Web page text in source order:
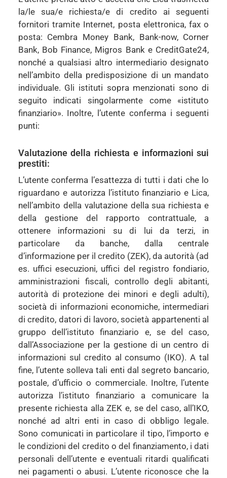
la/le sua/e richiesta/e di credito ai seguenti
fornitori tramite Internet, posta elettronica, fax o
posta: Cembra Money Bank, Bank-now, Corner
Bank, Bob Finance, Migros Bank e CreditGate24,
nonché a qualsiasi altro intermediario designato
nell’ambito della predisposizione di un mandato
individuale. Gli istituti sopra menzionati sono di
seguito indicati singolarmente come «istituto
finanziario». Inoltre, l’utente conferma i seguenti
punti:
Valutazione della richiesta e informazioni sui
prestiti:
L’utente conferma l’esattezza di tutti i dati che lo
riguardano e autorizza l’istituto finanziario e Lica,
nell’ambito della valutazione della sua richiesta e
della gestione del rapporto contrattuale, a
ottenere informazioni su di lui da terzi, in
particolare da banche, dalla centrale
d’informazione per il credito (ZEK), da autorità (ad
es. uffici esecuzioni, uffici del registro fondiario,
amministrazioni fiscali, controllo degli abitanti,
autorità di protezione dei minori e degli adulti),
società di informazioni economiche, intermediari
di credito, datori di lavoro, società appartenenti al
gruppo dell’istituto finanziario e, se del caso,
dall’Associazione per la gestione di un centro di
informazioni sul credito al consumo (IKO). A tal
fine, l’utente solleva tali enti dal segreto bancario,
postale, d’ufficio o commerciale. Inoltre, l’utente
autorizza l’istituto finanziario a comunicare la
presente richiesta alla ZEK e, se del caso, all’IKO,
nonché ad altri enti in caso di obbligo legale.
Sono comunicati in particolare il tipo, l’importo e
le condizioni del credito o del finanziamento, i dati
personali dell’utente e eventuali ritardi qualificati
nei pagamenti o abusi. L’utente riconosce che la